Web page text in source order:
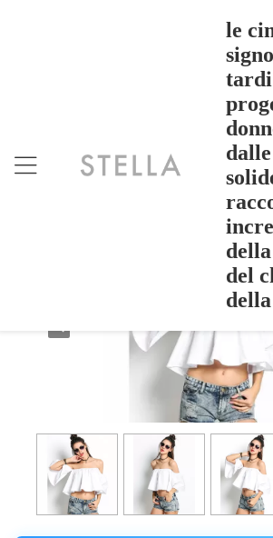
le
tardi
del
Le Cime Delle Signore Il Più Tardi
Spature Della Manica Del Chiarore
le cime delle signore il più
progettano le donne fuori
solide del raccolto delle
della manica del chiarore